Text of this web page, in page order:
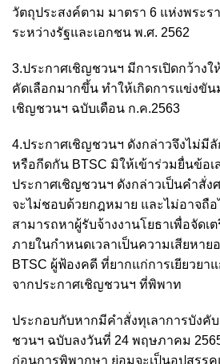
วัตถุประสงค์ตาม มาตรา 6 แห่งพระ
ระหว่างรัฐและเอกชน พ.ศ. 2562
3.ประกาศเชิญชวนฯ มีการเปิดกว้างใ
คัดเลือกมากขึ้น ทำให้เกิดการแข่งขั
เชิญชวนฯ ฉบับเดือน ก.ค.2563
4.ประกาศเชิญชวนฯ ดังกล่าวจึงไม่มี
หรือกีดกัน BTSC มิให้เข้าร่วมยื่นข้อเ
ประกาศเชิญชวนฯ ดังกล่าวเป็นคำสั่ง
จะไม่ชอบด้วยกฎหมาย และไม่อาจถื
สามารถหาผู้รับจ้างงานโยธาเพื่อจัดเ
ภายในกำหนดเวลาเป็นความเสียหาย
BTSC ผู้ฟ้องคดี ที่ยากแก่การเยียวยา
จากประกาศเชิญชวนฯ ที่พิพาท
ประกอบกับหากมีคำสั่งทุเลาการบังคั
ชวนฯ ฉบับลงวันที่ 24 พฤษภาคม
ก่อนการพิพากษา ย่อมจะเป็นอุปสรร